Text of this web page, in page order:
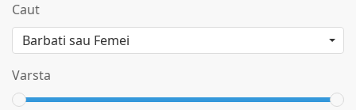
Caut
Varsta